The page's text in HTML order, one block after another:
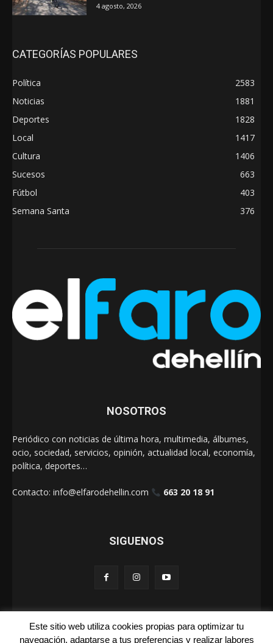
4 agosto, 2026
CATEGORÍAS POPULARES
Política
2583
Noticias
1881
Deportes
1828
Local
1417
Cultura
1406
Sucesos
663
Fútbol
403
Semana Santa
376
NOSOTROS
Periódico con noticias de última hora, multimedia, álbumes,
ocio, sociedad, servicios, opinión, actualidad local, economía,
política, deportes…
Contacto: info@elfarodehellin.com 663 20 18 91
SIGUENOS
El Faro de Hellín 2025
Este sitio web utiliza cookies propias para optimizar tu
navegación, adaptarse a tus preferencias y realizar labores